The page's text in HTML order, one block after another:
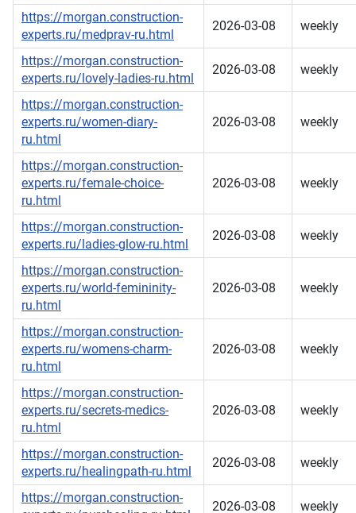
https://morgan.construction-
experts.ru/medprav-ru.html
2026-03-08 weekly
https://morgan.construction-
experts.ru/lovely-ladies-ru.html
2026-03-08 weekly
https://morgan.construction-
experts.ru/women-diary-
ru.html
2026-03-08 weekly
https://morgan.construction-
experts.ru/female-choice-
ru.html
2026-03-08 weekly
https://morgan.construction-
experts.ru/ladies-glow-ru.html
2026-03-08 weekly
https://morgan.construction-
experts.ru/world-femininity-
ru.html
2026-03-08 weekly
https://morgan.construction-
experts.ru/womens-charm-
ru.html
2026-03-08 weekly
https://morgan.construction-
experts.ru/secrets-medics-
ru.html
2026-03-08 weekly
https://morgan.construction-
experts.ru/healingpath-ru.html
2026-03-08 weekly
https://morgan.construction-
2026-03-08 weekly